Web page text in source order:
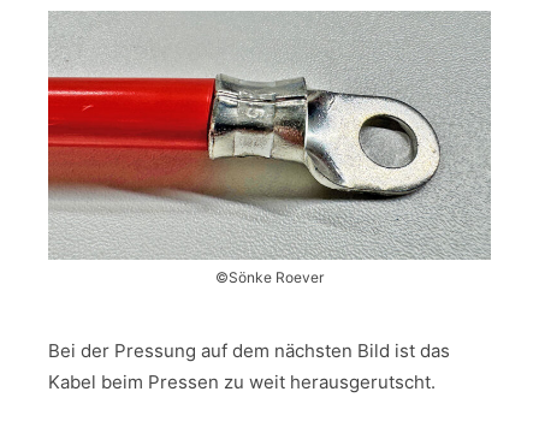
©Sönke Roever
Bei der Pressung auf dem nächsten Bild ist das
Kabel beim Pressen zu weit herausgerutscht.